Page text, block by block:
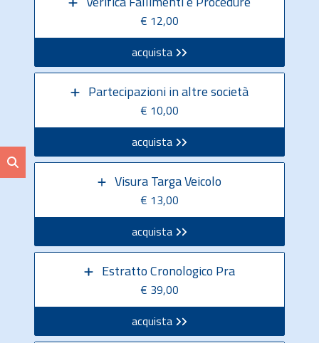
€ 12,00
acquista
Partecipazioni in altre società
€ 10,00
acquista
Visura Targa Veicolo
€ 13,00
acquista
Estratto Cronologico Pra
€ 39,00
acquista